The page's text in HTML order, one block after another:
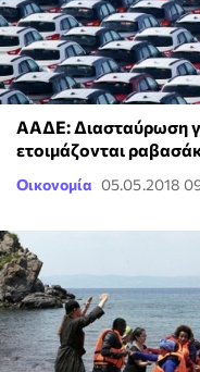
ΑΑΔΕ: Διασταύρωση
ετοιμάζονται
Οικονομία 05.05.2018